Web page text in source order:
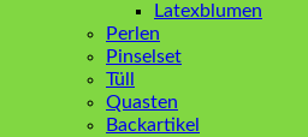
Latexblumen
Perlen
Pinselset
Tüll
Quasten
Backartikel